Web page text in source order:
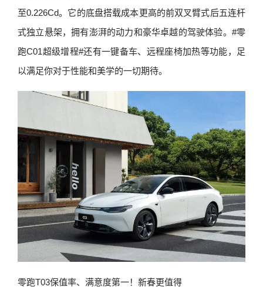
至0.226Cd。它的底盘搭载成本更高的前双叉臂式后五连杆
式独立悬架，拥有澎湃的动力和豪华卓越的驾驶体验。#零
跑C01超级增程#还有一键备车、远程座椅加热等功能，足
以满足你对于性能和美学的一切期待。
零跑T03保值率、满意度第一！新春更值得